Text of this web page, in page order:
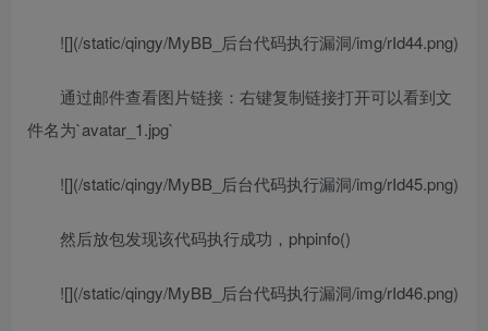
![](/static/qingy/MyBB_后台代码执行漏洞/img/rId44.png)
通过邮件查看图片链接：右键复制链接打开可以看到文
件名为`avatar_1.jpg`
![](/static/qingy/MyBB_后台代码执行漏洞/img/rId45.png)
然后放包发现该代码执行成功，phpinfo()
![](/static/qingy/MyBB_后台代码执行漏洞/img/rId46.png)